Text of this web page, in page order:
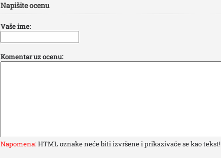
Napišite ocenu
Vaše ime:
Komentar uz ocenu:
Napomena:HTML oznake neće biti izvršene i prikazivaće se kao tekst!